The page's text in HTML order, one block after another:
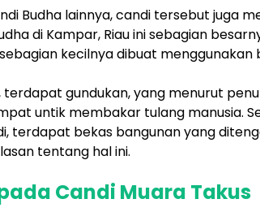
Budha lainnya, candi tersebut juga
di Kampar, Riau ini sebagian
kecilnya dibuat menggunakan
terdapat gundukan, yang menurut
untik membakar tulang manusia.
terdapat bekas bangunan yang
tentang hal ini.
Candi Muara Takus